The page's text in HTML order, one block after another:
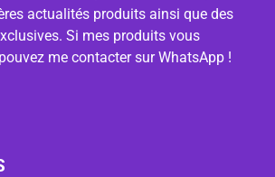
actualités produits ainsi que des
Si mes produits vous
me contacter sur WhatsApp !